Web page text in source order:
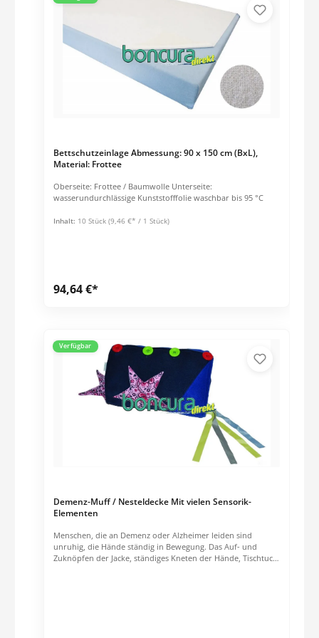
Bettschutzeinlage Abmessung: 90 x 150 cm (BxL),
Material: Frottee
Oberseite: Frottee / Baumwolle Unterseite:
wasserundurchlässige Kunststofffolie waschbar bis 95 °C
Inhalt: 10 Stück (9,46 €* / 1 Stück)
94,64 €*
Verfügbar
Demenz-Muff / Nesteldecke Mit vielen Sensorik-
Elementen
Menschen, die an Demenz oder Alzheimer leiden sind
unruhig, die Hände ständig in Bewegung. Das Auf- und
Zuknöpfen der Jacke, ständiges Kneten der Hände, Tischtuch